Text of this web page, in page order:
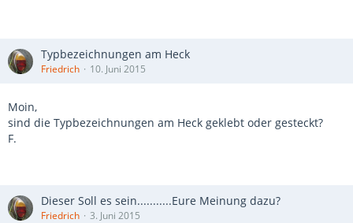
Typbezeichnungen am Heck
Friedrich 10. Juni 2015
Moin,
sind die Typbezeichnungen am Heck geklebt oder gesteckt?
F.
Dieser Soll es sein...........Eure Meinung dazu?
Friedrich 3. Juni 2015